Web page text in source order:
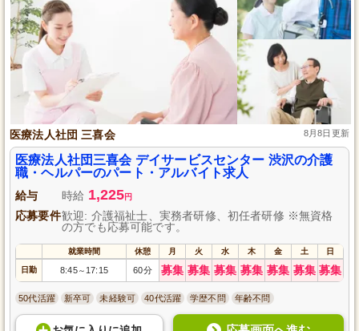
医療法人社団 三喜会 8月8日更新
医療法人社団三喜会 デイサービスセンター 渋沢の介護
職・ヘルパーのパート・アルバイト求人
給与 時給 1,225円
応募要件歓迎: 介護福祉士、実務者研修、初任者研修 ※無資格
の方でも応募可能です。
就業時間 休憩 月 火 水 木 金 土 日
日勤 8:45～ 17:15 60分 募集 募集 募集 募集 募集 募集 募集
50代活躍 新卒可 未経験可 40代活躍 学歴不問 年齢不問